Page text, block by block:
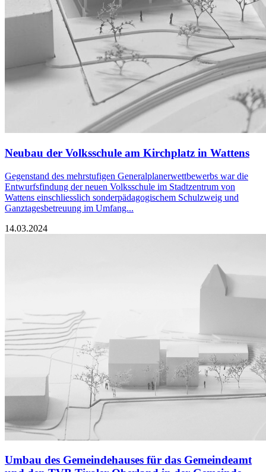
Neubau der Volksschule am Kirchplatz in Wattens
Gegenstand des mehrstufigen Generalplanerwettbewerbs war die
Entwurfsfindung der neuen Volksschule im Stadtzentrum von
Wattens einschliesslich sonderpädagogischem Schulzweig und
Ganztagesbetreuung im Umfang...
14.03.2024
Umbau des Gemeindehauses für das Gemeindeamt